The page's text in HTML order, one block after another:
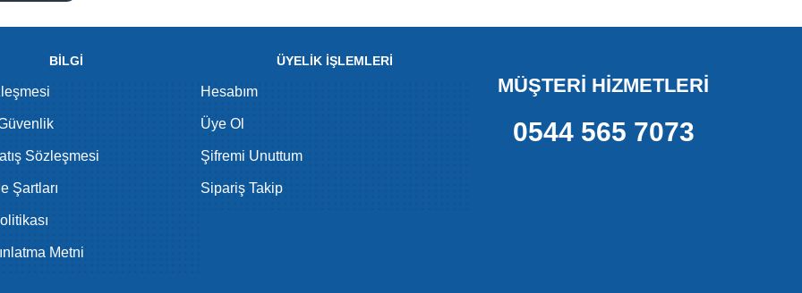
BİLGİ
Sözleşmesi
Şartları
Metni
ÜYELİK İŞLEMLERİ
Hesabım
Üye Ol
Şifremi Unuttum
Sipariş Takip
MÜŞTERİ HİZMETLERİ
0544 565 7073